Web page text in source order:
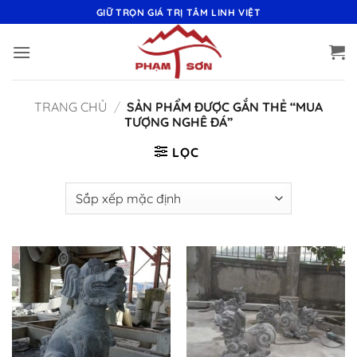
qua
nội
GIỮ TRỌN GIÁ TRỊ TÂM LINH VIỆT
TRANG CHỦ / SẢN PHẨM ĐƯỢC GẮN THẺ “MUA
TƯỢNG NGHÊ ĐÁ”
LỌC